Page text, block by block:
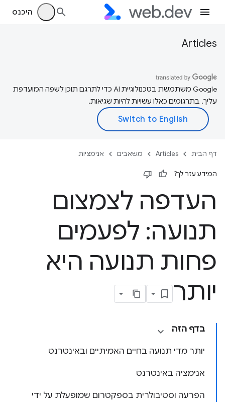
היכנס
Articles
‫Google משתמשת בטכנולוגיית AI כדי לתרגם תוכן לשפה המועדפת
עליך. בתרגומים כאלו עשויות להיות שגיאות.
דף הבית Articles משאבים אנימציות
המידע עזר לך?
העדפה לצמצום
תנועה: לפעמים
פחות תנועה היא
יותר
בדף הזה
יותר מדי תנועה בחיים האמיתיים ובאינטרנט
אנימציה באינטרנט
הפרעה וסטיבולרית בספקטרום שמופעלת על ידי